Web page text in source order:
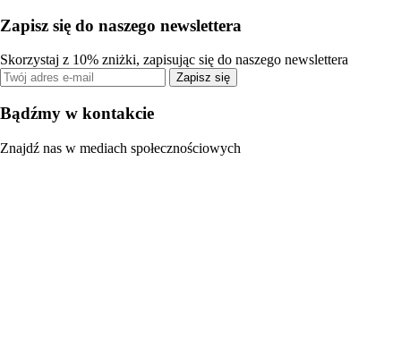
Zapisz się do naszego newslettera
Skorzystaj z 10% zniżki, zapisując się do naszego newslettera
Zapisz się
Bądźmy w kontakcie
Znajdź nas w mediach społecznościowych